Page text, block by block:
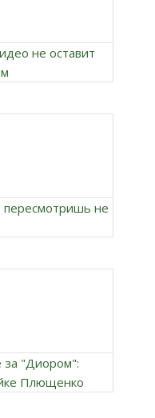
не оставит
пересмотришь не
за "Диором":
Плющенко